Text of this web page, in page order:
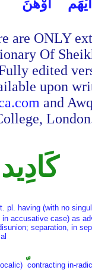
أَوْهَنَ
are ONLY
Of
edited
upon
and
pl. having (with no
accusative case) as
separation, in
contracting in-